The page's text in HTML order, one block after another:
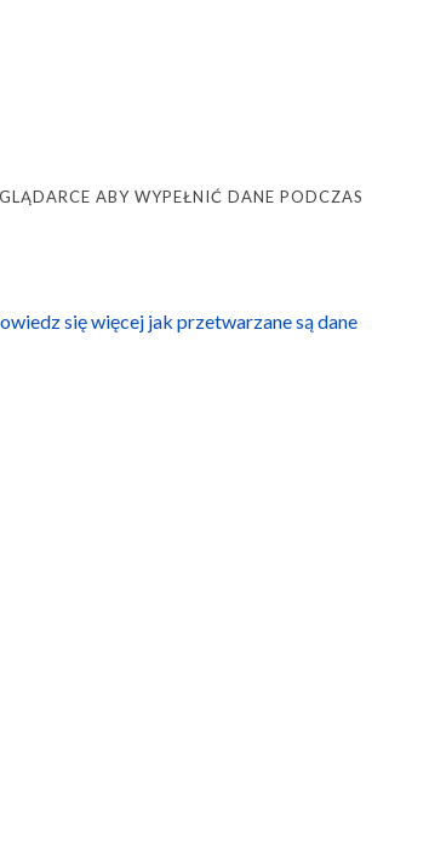
ABY WYPEŁNIĆ DANE PODCZAS
się więcej jak przetwarzane są dane